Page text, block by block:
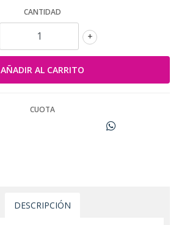
CANTIDAD
+
CUOTA
DESCRIPCIÓN